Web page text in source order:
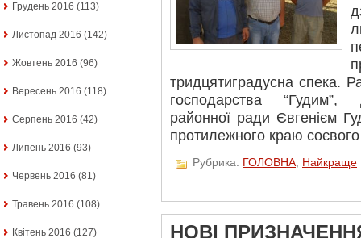
Грудень 2016 (113)
Листопад 2016 (142)
Жовтень 2016 (96)
Вересень 2016 (118)
Серпень 2016 (42)
Липень 2016 (93)
Червень 2016 (81)
Травень 2016 (108)
Квітень 2016 (127)
тридцятиградусна спека.
господарства “Гудим”,
районної ради Євгенієм
протилежного краю
Рубрика: ГОЛОВНА, Найкраще
НОВІ